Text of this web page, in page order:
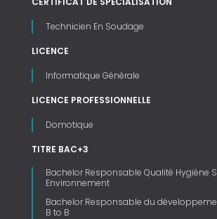
Technicien En Soudage
LICENCE
Informatique Générale
LICENCE PROFESSIONNELLE
Domotique
TITRE BAC+3
Bachelor Responsable Qualité Hygiène
Environnement
Bachelor Responsable du
B to B